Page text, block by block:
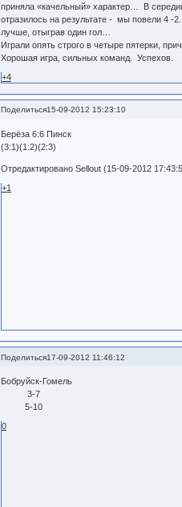
приняла «качельный» характер… В
отразилось на результате - мы повели 4 -
лучше, отыграв один гол…
Играли опять строго в четыре пятерки,
Хорошая игра, сильных команд. Успехов.
+4
Поделиться15-09-2012 15:23:10
Берёза 6:6 Пинск
(3:1)(1:2)(2:3)
Отредактировано Sellout (15-09-2012
+1
Поделиться17-09-2012 11:46:12
Бобруйск-Гомель
3-7
5-10
0